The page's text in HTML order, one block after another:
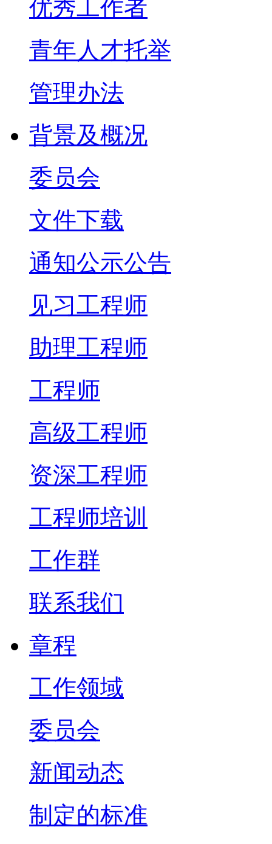
优秀工作者
青年人才托举
管理办法
背景及概况
委员会
文件下载
通知公示公告
见习工程师
助理工程师
工程师
高级工程师
资深工程师
工程师培训
工作群
联系我们
章程
工作领域
委员会
新闻动态
制定的标准